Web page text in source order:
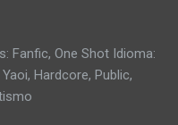
Fanfic, One Shot Idioma:
Hardcore, Public,